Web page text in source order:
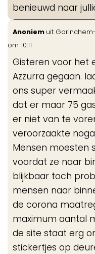
benieuwd naar
Anoniem uit
om 10:11
Gisteren voor het
Azzurra gegaan.
ons super
dat er maar 75
er niet van te
veroorzaakte
Mensen moesten
voordat ze naar
blijkbaar toch
mensen naar
de corona
maximum aantal
de site staat erg
stickertjes op